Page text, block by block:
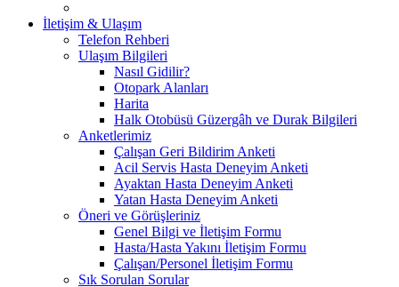
İletişim & Ulaşım
Telefon Rehberi
Ulaşım Bilgileri
Nasıl Gidilir?
Otopark Alanları
Harita
Halk Otobüsü Güzergâh ve Durak Bilgileri
Anketlerimiz
Çalışan Geri Bildirim Anketi
Acil Servis Hasta Deneyim Anketi
Ayaktan Hasta Deneyim Anketi
Yatan Hasta Deneyim Anketi
Öneri ve Görüşleriniz
Genel Bilgi ve İletişim Formu
Hasta/Hasta Yakını İletişim Formu
Çalışan/Personel İletişim Formu
Sık Sorulan Sorular